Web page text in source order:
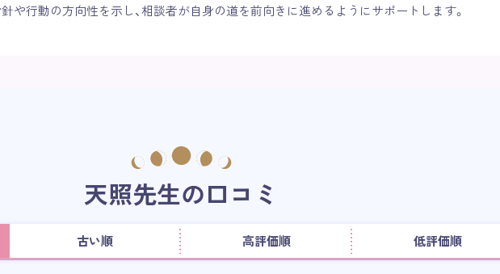
や行動の方向性を示し、相談者が自身の道を前向きに進めるようにサポートします。
天照先生の口コミ
古い順 高評価順 低評価順